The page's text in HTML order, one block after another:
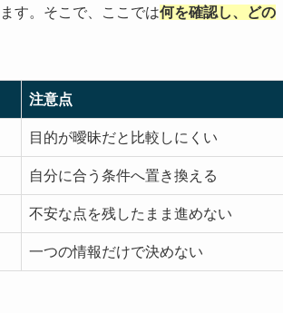
す。そこで、ここでは何を確認し、どの
注意点
目的が曖昧だと比較しにくい
自分に合う条件へ置き換える
不安な点を残したまま進めない
一つの情報だけで決めない